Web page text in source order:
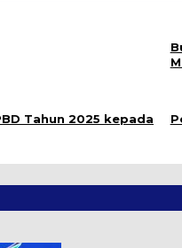
Tahun 2025 kepada